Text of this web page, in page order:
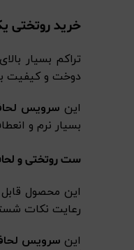
خرید روتختی
تراکم بسیار
دوخت و کیفیت
این سرویس
بسیار نرم و
ست روتختی و
رعایت نکات
این سرویس